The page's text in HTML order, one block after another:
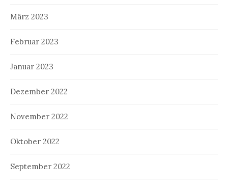
März 2023
Februar 2023
Januar 2023
Dezember 2022
November 2022
Oktober 2022
September 2022